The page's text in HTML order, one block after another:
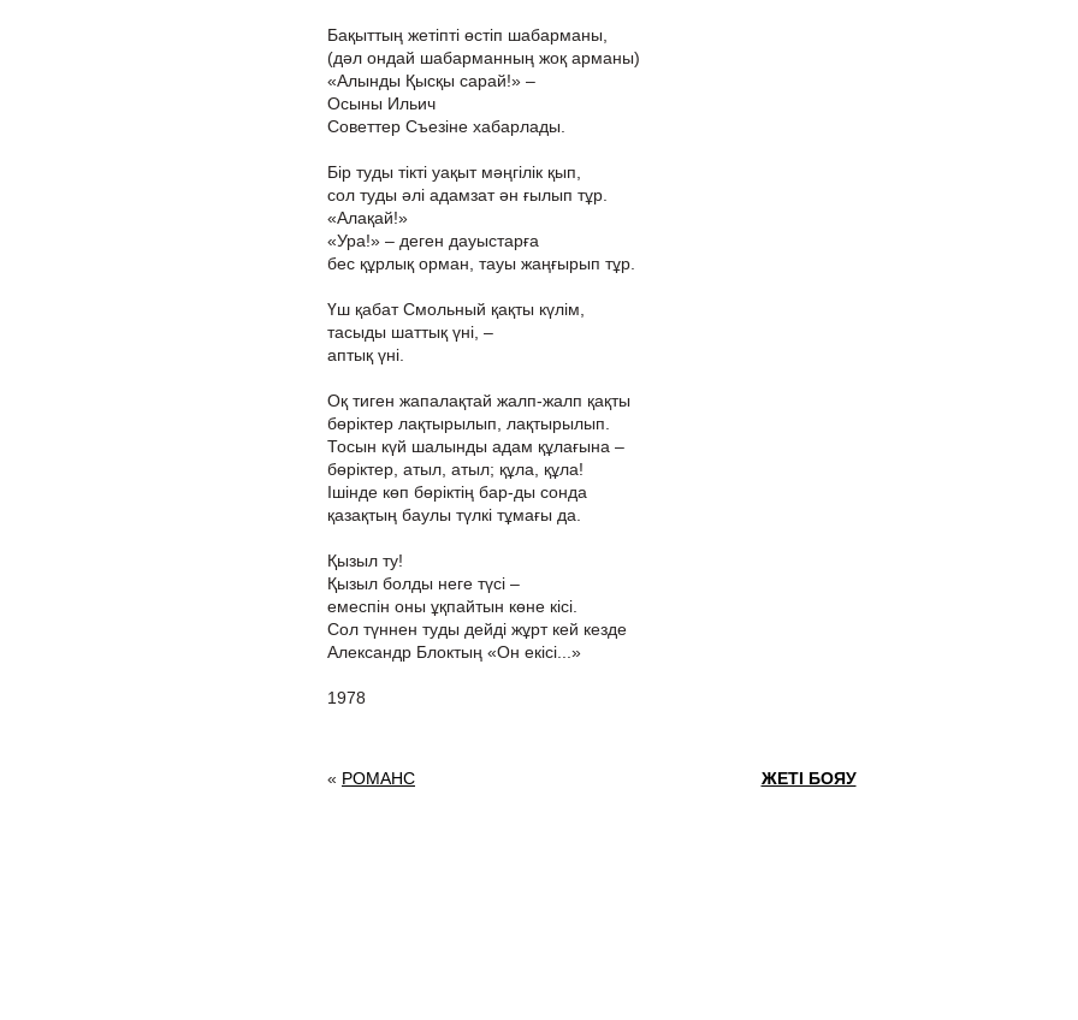
Бақыттың жетіпті өстіп шабарманы,
(дәл ондай шабарманның жоқ арманы)
«Алынды Қысқы сарай!» –
Осыны Ильич
Советтер Съезіне хабарлады.
Бір туды тікті уақыт мәңгілік қып,
сол туды әлі адамзат ән ғылып тұр.
«Алақай!»
«Ура!» – деген дауыстарға
бес құрлық орман, тауы жаңғырып тұр.
Үш қабат Смольный қақты күлім,
тасыды шаттық үні, –
аптық үні.
Оқ тиген жапалақтай жалп-жалп қақты
бөріктер лақтырылып, лақтырылып.
Тосын күй шалынды адам құлағына –
бөріктер, атыл, атыл; құла, құла!
Ішінде көп бөріктің бар-ды сонда
қазақтың баулы түлкі тұмағы да.
Қызыл ту!
Қызыл болды неге түсі –
емеспін оны ұқпайтын көне кісі.
Сол түннен туды дейді жұрт кей кезде
Александр Блоктың «Он екісі...»
1978
« РОМАНС ЖЕТІ БОЯУ